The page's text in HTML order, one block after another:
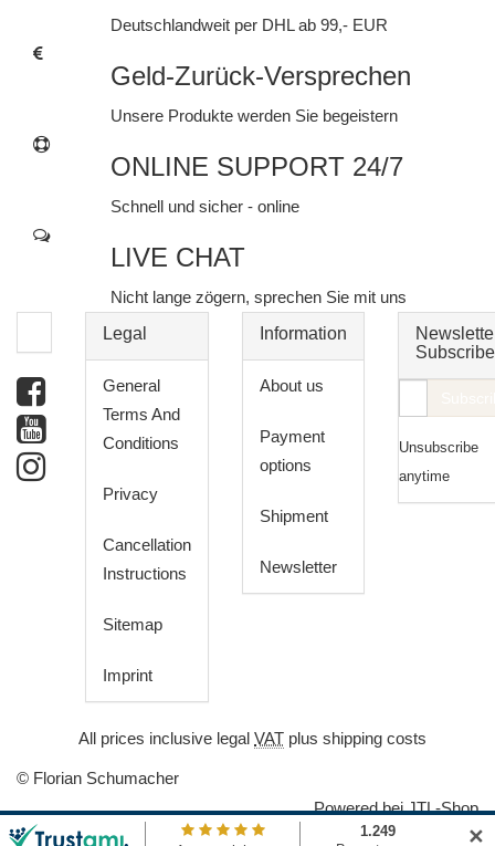
Deutschlandweit per DHL ab 99,- EUR
Geld-Zurück-Versprechen
Unsere Produkte werden Sie begeistern
ONLINE SUPPORT 24/7
Schnell und sicher - online
LIVE CHAT
Nicht lange zögern, sprechen Sie mit uns
Legal
General
Terms And
Conditions
Privacy
Cancellation
Instructions
Sitemap
Imprint
Information
About us
Payment
options
Shipment
Newsletter
Subscribe
Mail
address
Unsubscribe
anytime
All prices inclusive legal VAT plus shipping costs
© Florian Schumacher
Powered beiJTL-Shop
✕